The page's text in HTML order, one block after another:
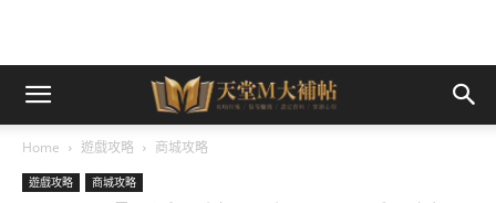
Home 遊戲攻略 商城攻略
遊戲攻略 商城攻略